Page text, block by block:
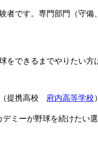
です。専門部門（守
をできるまでやりたい方
提携高校 府内高等学校
ミーが野球を続けたい